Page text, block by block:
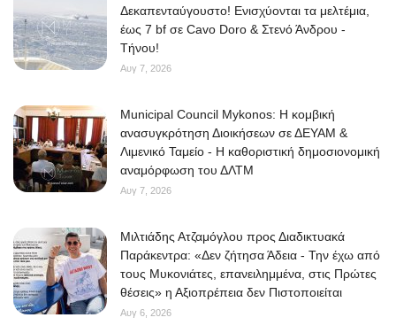
Δεκαπενταύγουστο! Ενισχύονται τα μελτέμια,
έως 7 bf σε Cavo Doro & Στενό Άνδρου -
Τήνου!
Αυγ 7, 2026
Municipal Council Mykonos: Η κομβική
ανασυγκρότηση Διοικήσεων σε ΔΕΥΑΜ &
Λιμενικό Ταμείο - Η καθοριστική δημοσιονομική
αναμόρφωση του ΔΛΤΜ
Αυγ 7, 2026
Μιλτιάδης Ατζαμόγλου προς Διαδικτυακά
Παράκεντρα: «Δεν ζήτησα Άδεια - Την έχω από
τους Μυκονιάτες, επανειλημμένα, στις Πρώτες
θέσεις» η Αξιοπρέπεια δεν Πιστοποιείται
Αυγ 6, 2026